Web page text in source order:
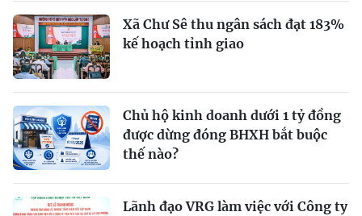
Xã Chư Sê thu ngân sách đạt 183%
kế hoạch tỉnh giao
Chủ hộ kinh doanh dưới 1 tỷ đồng
được dừng đóng BHXH bắt buộc
thế nào?
Lãnh đạo VRG làm việc với Công ty